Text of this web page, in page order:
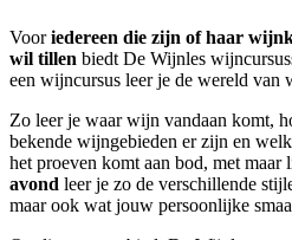
Vooriedereen die zijn of haar
wil tillen biedt De Wijnles
een wijncursus leer je de wereld van
Zo leer je waar wijn vandaan komt,
bekende wijngebieden er zijn en
het proeven komt aan bod, met maar
avond leer je zo de verschillende
maar ook wat jouw persoonlijke